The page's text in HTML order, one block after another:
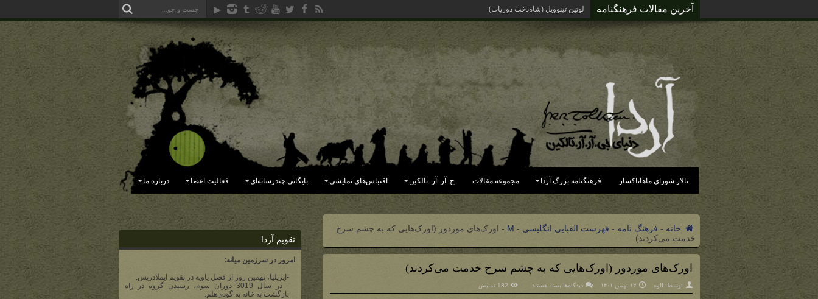
آخرین مقالات فرهنگنامه لوتین تینوویل (شاه‌دخت دوریات)
تالار شورای ماهاناکسار فرهنگنامه بزرگ آردا مجموعه مقالات ج. آر. آر. تالکین اقتباس‌های نمایشی بایگانی چندرسانه‌ای فعالیت اعضا درباره ما
خانه - فرهنگ نامه - فهرست الفبایی انگلیسی -
M
- اورک‌های موردور (اورک‌هایی که به چشم سرخ
خدمت می‌کردند)
اورک‌های موردور (اورک‌هایی که به چشم سرخ خدمت می‌کردند)
توسط: الوه ۱۳ بهمن ۱۴۰۱ دیدگاه‌ها برای
بسته هستند 182 نمایش
تقویم آردا
امروز در سرزمین میانه:
-ایزیلیا، نهمین روز از فصل یاویه در تقویم ایملادریس.
- در سال 3019 دوران سوم، رسیدن گروه در راه
بازگشت به خانه به گودی‌هلم.